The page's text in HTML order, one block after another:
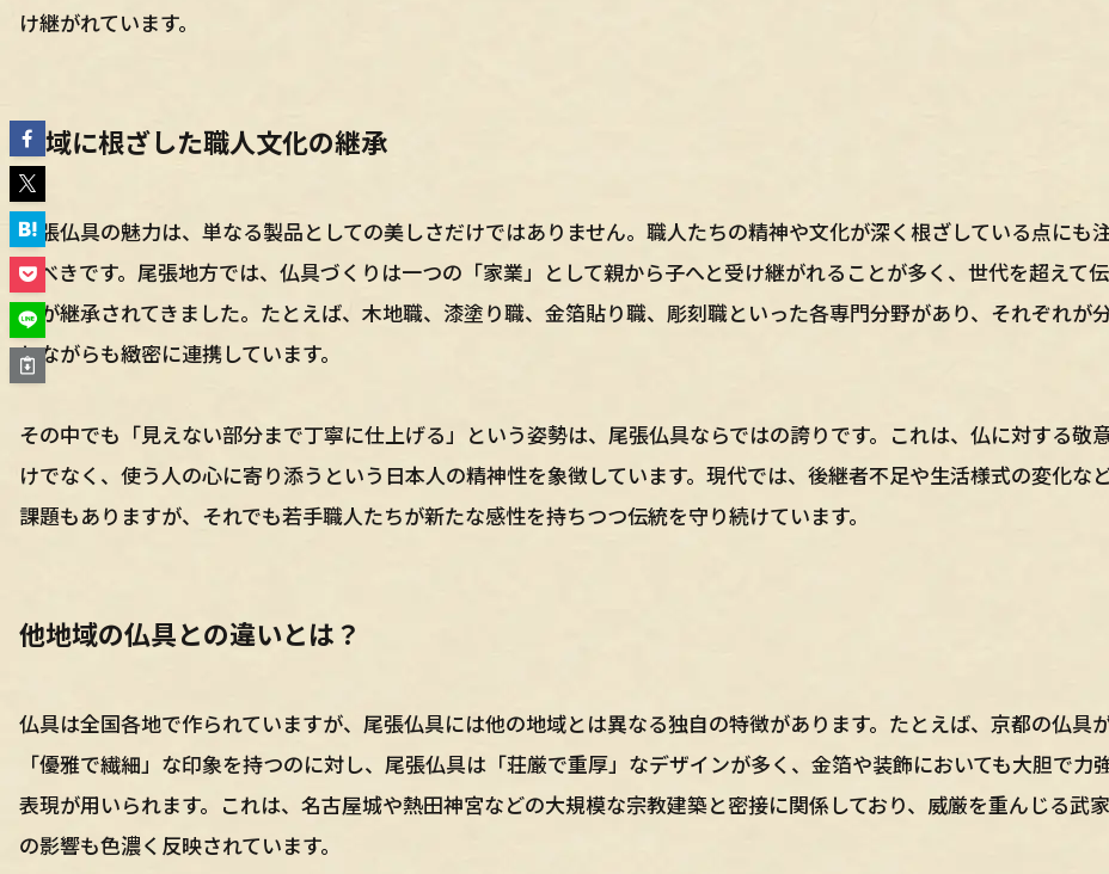
け継がれています。
地域に根ざした職人文化の継承
尾張仏具の魅力は、単なる製品としての美しさだけではありません。職人たちの精神や文化が深く根ざしている点にも
すべきです。尾張地方では、仏具づくりは一つの「家業」として親から子へと受け継がれることが多く、世代を超えて
術が継承されてきました。たとえば、木地職、漆塗り職、金箔貼り職、彫刻職といった各専門分野があり、それぞれが
しながらも緻密に連携しています。
その中でも「見えない部分まで丁寧に仕上げる」という姿勢は、尾張仏具ならではの誇りです。これは、仏に対する敬
けでなく、使う人の心に寄り添うという日本人の精神性を象徴しています。現代では、後継者不足や生活様式の変化な
課題もありますが、それでも若手職人たちが新たな感性を持ちつつ伝統を守り続けています。
他地域の仏具との違いとは？
仏具は全国各地で作られていますが、尾張仏具には他の地域とは異なる独自の特徴があります。たとえば、京都の仏具
「優雅で繊細」な印象を持つのに対し、尾張仏具は「荘厳で重厚」なデザインが多く、金箔や装飾においても大胆で力
表現が用いられます。これは、名古屋城や熱田神宮などの大規模な宗教建築と密接に関係しており、威厳を重んじる武
の影響も色濃く反映されています。